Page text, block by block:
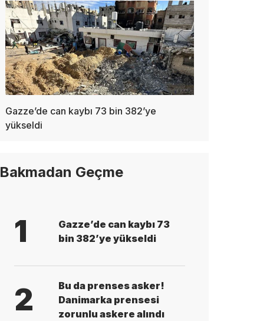
Gazze’de can kaybı 73 bin 382’ye
yükseldi
Bakmadan Geçme
1
Gazze’de can kaybı 73
bin 382’ye yükseldi
2
Bu da prenses asker!
Danimarka prensesi
zorunlu askere alındı